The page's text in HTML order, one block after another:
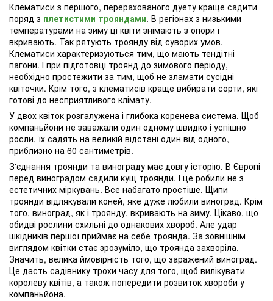
Клематиси з першого, перерахованого дуету краще садити
поряд з плетистими трояндами. В регіонах з низькими
температурами на зиму ці квіти знімають з опори і
вкривають. Так рятують троянду від суворих умов.
Клематиси характеризуються тим, що мають тендітні
пагони. І при підготовці троянд до зимового періоду,
необхідно простежити за тим, щоб не зламати сусідні
квіточки. Крім того, з клематисів краще вибирати сорти, які
готові до несприятливого клімату.
У двох квіток розгалужена і глибока коренева система. Щоб
компаньйони не заважали один одному швидко і успішно
росли, їх садять на великій відстані один від одного,
приблизно на 60 сантиметрів.
З'єднання троянди та винограду має довгу історію. В Європі
перед виноградом садили кущ троянди. І це робили не з
естетичних міркувань. Все набагато простіше. Щипи
троянди відлякували коней, яке дуже любили виноград. Крім
того, виноград, як і троянду, вкривають на зиму. Цікаво, що
обидві рослини схильні до однакових хвороб. Але удар
шкідників першої приймає на себе троянда. За зовнішнім
виглядом квітки стає зрозуміло, що троянда захворіла.
Значить, велика ймовірність того, що заражений виноград.
Це дасть садівнику трохи часу для того, щоб вилікувати
королеву квітів, а також попередити розвиток хвороби у
компаньйона.